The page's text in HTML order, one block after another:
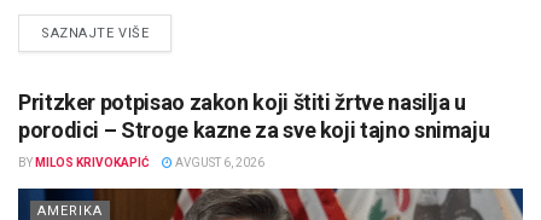
SAZNAJTE VIŠEDETAILS
Pritzker potpisao zakon koji štiti žrtve nasilja u
porodici – Stroge kazne za sve koji tajno snimaju
BY MILOS KRIVOKAPIĆ AVGUST 6, 2026
AMERIKA